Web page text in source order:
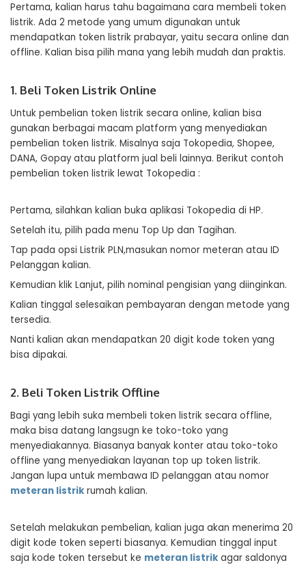
Pertama, kalian harus tahu bagaimana cara membeli token
listrik. Ada 2 metode yang umum digunakan untuk
mendapatkan token listrik prabayar, yaitu secara online dan
offline. Kalian bisa pilih mana yang lebih mudah dan praktis.
1. Beli Token Listrik Online
Untuk pembelian token listrik secara online, kalian bisa
gunakan berbagai macam platform yang menyediakan
pembelian token listrik. Misalnya saja Tokopedia, Shopee,
DANA, Gopay atau platform jual beli lainnya. Berikut contoh
pembelian token listrik lewat Tokopedia :
Pertama, silahkan kalian buka aplikasi Tokopedia di HP.
Setelah itu, pilih pada menu Top Up dan Tagihan.
Tap pada opsi Listrik PLN,masukan nomor meteran atau ID
Pelanggan kalian.
Kemudian klik Lanjut, pilih nominal pengisian yang diinginkan.
Kalian tinggal selesaikan pembayaran dengan metode yang
tersedia.
Nanti kalian akan mendapatkan 20 digit kode token yang
bisa dipakai.
2. Beli Token Listrik Offline
Bagi yang lebih suka membeli token listrik secara offline,
maka bisa datang langsugn ke toko-toko yang
menyediakannya. Biasanya banyak konter atau toko-toko
offline yang menyediakan layanan top up token listrik.
Jangan lupa untuk membawa ID pelanggan atau nomor
meteran listrik rumah kalian.
Setelah melakukan pembelian, kalian juga akan menerima 20
digit kode token seperti biasanya. Kemudian tinggal input
saja kode token tersebut ke meteran listrik agar saldonya